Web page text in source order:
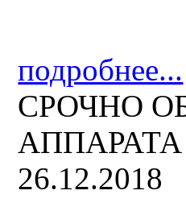
подробнее...
СРОЧНО
АППАРАТА
26.12.2018